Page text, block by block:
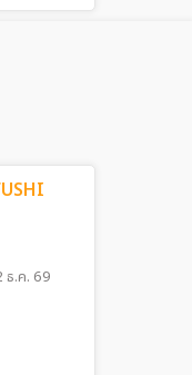
ธ.ค. 69